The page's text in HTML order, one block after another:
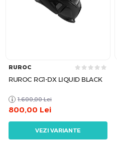
RUROC
RUROC RG1-DX LIQUID BLACK
1.600,00 Lei
800,00 Lei
VEZI VARIANTE